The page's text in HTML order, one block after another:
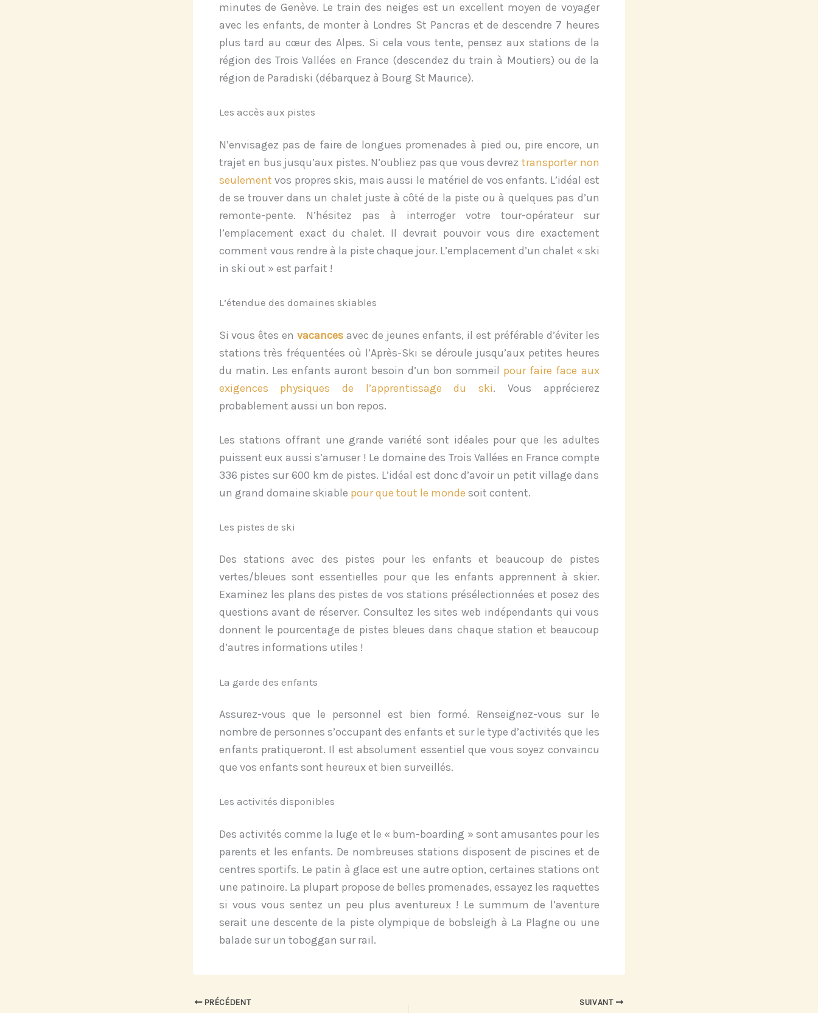
minutes de Genève. Le train des neiges est un excellent moyen de voyager
avec les enfants, de monter à Londres St Pancras et de descendre 7 heures
plus tard au cœur des Alpes. Si cela vous tente, pensez aux stations de la
région des Trois Vallées en France (descendez du train à Moutiers) ou de la
région de Paradiski (débarquez à Bourg St Maurice).
Les accès aux pistes
N’envisagez pas de faire de longues promenades à pied ou, pire encore, un
trajet en bus jusqu’aux pistes. N’oubliez pas que vous devrez transporter non
seulement vos propres skis, mais aussi le matériel de vos enfants. L’idéal est
de se trouver dans un chalet juste à côté de la piste ou à quelques pas d’un
remonte-pente. N’hésitez pas à interroger votre tour-opérateur sur
l’emplacement exact du chalet. Il devrait pouvoir vous dire exactement
comment vous rendre à la piste chaque jour. L’emplacement d’un chalet « ski
in ski out » est parfait !
L’étendue des domaines skiables
Si vous êtes envacances avec de jeunes enfants, il est préférable d’éviter les
stations très fréquentées où l’Après-Ski se déroule jusqu’aux petites heures
du matin. Les enfants auront besoin d’un bon sommeil pour faire face aux
exigences physiques de l’apprentissage du ski. Vous apprécierez
probablement aussi un bon repos.
Les stations offrant une grande variété sont idéales pour que les adultes
puissent eux aussi s’amuser ! Le domaine des Trois Vallées en France compte
336 pistes sur 600 km de pistes. L’idéal est donc d’avoir un petit village dans
un grand domaine skiable pour que tout le monde soit content.
Les pistes de ski
Des stations avec des pistes pour les enfants et beaucoup de pistes
vertes/bleues sont essentielles pour que les enfants apprennent à skier.
Examinez les plans des pistes de vos stations présélectionnées et posez des
questions avant de réserver. Consultez les sites web indépendants qui vous
donnent le pourcentage de pistes bleues dans chaque station et beaucoup
d’autres informations utiles !
La garde des enfants
Assurez-vous que le personnel est bien formé. Renseignez-vous sur le
nombre de personnes s’occupant des enfants et sur le type d’activités que les
enfants pratiqueront. Il est absolument essentiel que vous soyez convaincu
que vos enfants sont heureux et bien surveillés.
Les activités disponibles
Des activités comme la luge et le « bum-boarding » sont amusantes pour les
parents et les enfants. De nombreuses stations disposent de piscines et de
centres sportifs. Le patin à glace est une autre option, certaines stations ont
une patinoire. La plupart propose de belles promenades, essayez les raquettes
si vous vous sentez un peu plus aventureux ! Le summum de l’aventure
serait une descente de la piste olympique de bobsleigh à La Plagne ou une
balade sur un toboggan sur rail.
PRÉCÉDENT SUIVANT